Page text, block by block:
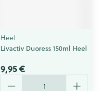
Heel
Livactiv Duoress 150ml Heel
9,95 €
Quantité